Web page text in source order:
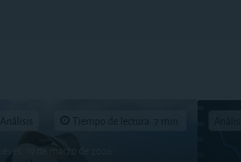
Análisis
jueves, 19 de marzo de 2026